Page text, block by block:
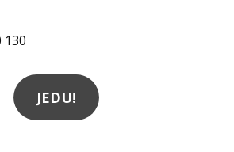
130
JEDU!